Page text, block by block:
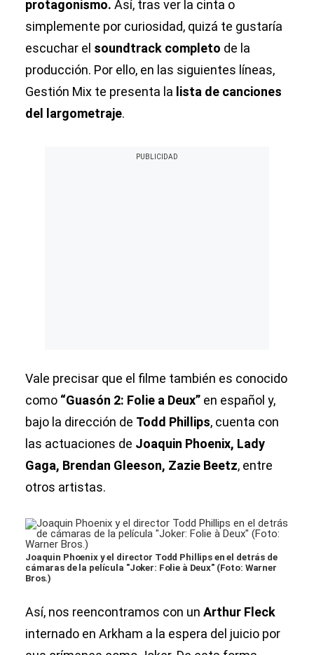
protagonismo. Así, tras ver la cinta o
simplemente por curiosidad, quizá te gustaría
escuchar el soundtrack completo de la
producción. Por ello, en las siguientes líneas,
Gestión Mix te presenta la lista de canciones
del largometraje.
Vale precisar que el filme también es conocido
como “Guasón 2: Folie a Deux” en español y,
bajo la dirección de Todd Phillips, cuenta con
las actuaciones de Joaquin Phoenix, Lady
Gaga, Brendan Gleeson, Zazie Beetz, entre
otros artistas.
Joaquin Phoenix y el director Todd Phillips en el detrás de
cámaras de la película "Joker: Folie à Deux" (Foto: Warner
Bros.)
Así, nos reencontramos con un Arthur Fleck
internado en Arkham a la espera del juicio por